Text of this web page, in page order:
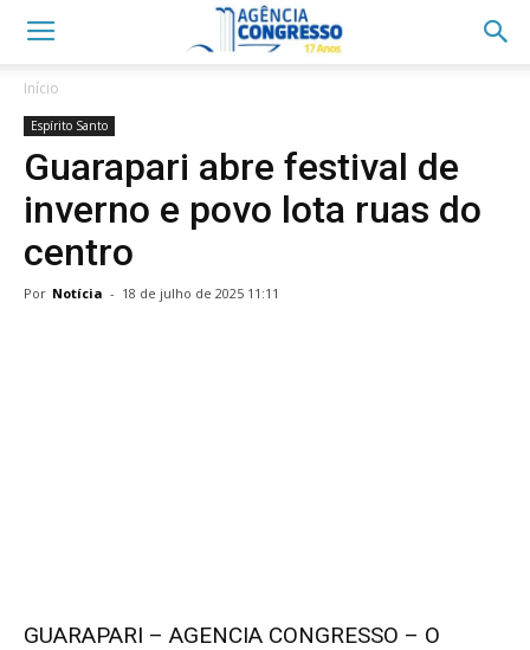
Início
Espírito Santo
Guarapari abre festival de
inverno e povo lota ruas do
centro
Por Notícia - 18 de julho de 2025 11:11
GUARAPARI – AGENCIA CONGRESSO – O